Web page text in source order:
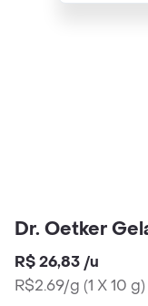
Dr. Oetker
R$ 26,83 /u
R$2.69/g (1 X 10 g)